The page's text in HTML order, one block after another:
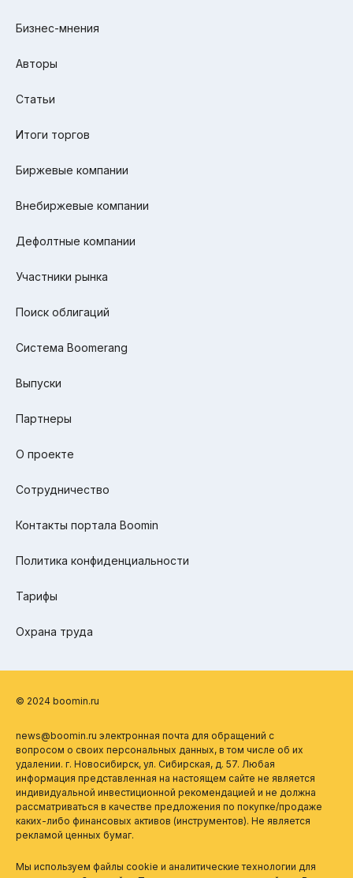
Бизнес-мнения
Авторы
Статьи
Итоги торгов
Биржевые компании
Внебиржевые компании
Дефолтные компании
Участники рынка
Поиск облигаций
Система Boomerang
Выпуски
Партнеры
О проекте
Сотрудничество
Контакты портала Boomin
Политика конфиденциальности
Тарифы
Охрана труда
© 2024 boomin.ru
news@boomin.ru электронная почта для обращений с
вопросом о своих персональных данных, в том числе об их
удалении. г. Новосибирск, ул. Сибирская, д. 57. Любая
информация представленная на настоящем сайте не является
индивидуальной инвестиционной рекомендацией и не должна
рассматриваться в качестве предложения по покупке/продаже
каких-либо финансовых активов (инструментов). Не является
рекламой ценных бумаг.
Мы используем файлы cookie и аналитические технологии для